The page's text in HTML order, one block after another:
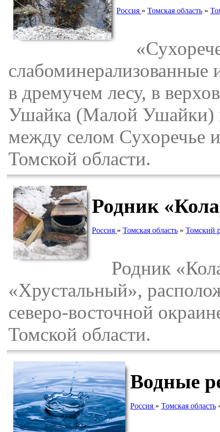
Россия » Томская область »
в дремучем лесу, в
Ушайка (Малой Ушайки)
между селом Сухоречье
Томской области.
Родник
Россия » Томская область » Томский
Родник
«Хрустальный»,
северо-восточной
Томской области.
Водные
Россия » Томская область